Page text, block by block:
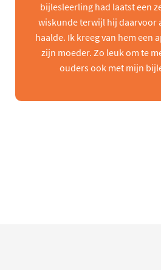
bijlesleerling had laatst een
wiskunde terwijl hij daarvoor
haalde. Ik kreeg van hem een
zijn moeder. Zo leuk om te
ouders ook met mijn